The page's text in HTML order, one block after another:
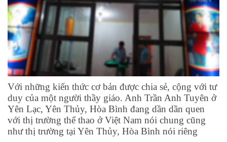
Với những kiến thức cơ bản được chia sẻ, cộng với tư
duy của một người thầy giáo. Anh Trần Anh Tuyên ở
Yên Lạc, Yên Thủy, Hòa Bình đang dần dần quen
với thị trường thể thao ở Việt Nam nói chung cũng
như thị trường tại Yên Thủy, Hòa Bình nói riêng